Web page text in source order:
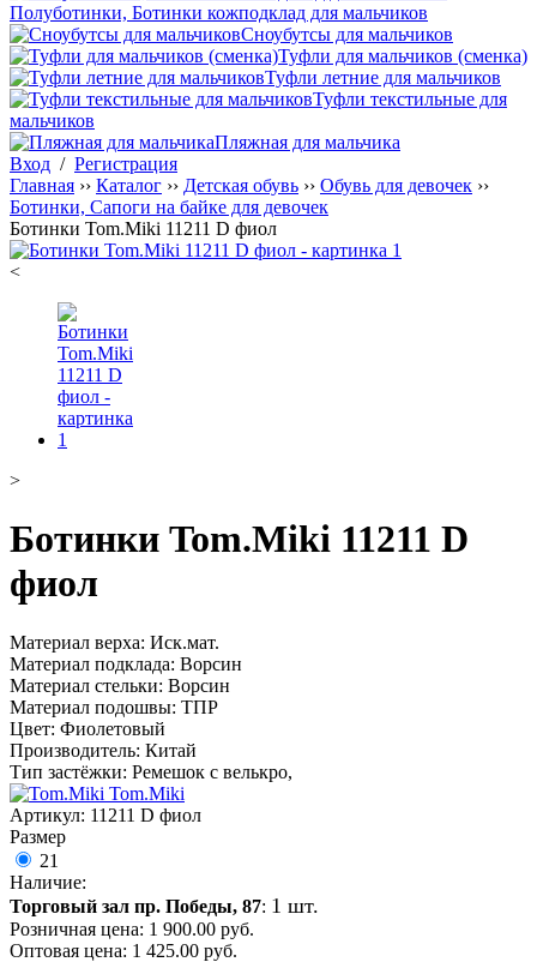
Полуботинки, Ботинки кожподклад для мальчиков
Сноубутсы для мальчиков
Туфли для мальчиков (сменка)
Туфли летние для мальчиков
Туфли текстильные для
мальчиков
Пляжная для мальчика
Вход / Регистрация
Главная ›› Каталог ›› Детская обувь ›› Обувь для девочек ››
Ботинки, Сапоги на байке для девочек
Ботинки Tom.Miki 11211 D фиол
<
>
Ботинки Tom.Miki 11211 D
фиол
Материал верха: Иск.мат.
Материал подклада: Ворсин
Материал стельки: Ворсин
Материал подошвы: ТПР
Цвет: Фиолетовый
Производитель: Китай
Тип застёжки: Ремешок с велькро,
Tom.Miki
Артикул: 11211 D фиол
Размер
21
Наличие:
Торговый зал пр. Победы, 87: 1 шт.
Розничная цена: 1 900.00 руб.
Оптовая цена: 1 425.00 руб.